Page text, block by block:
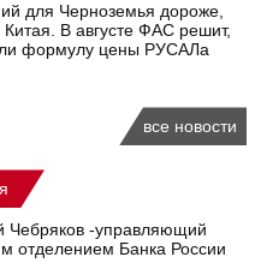
для Черноземья дороже,
В августе ФАС решит,
формулу цены РУСАЛа
все новости
Чебряков -управляющий
отделением Банка России